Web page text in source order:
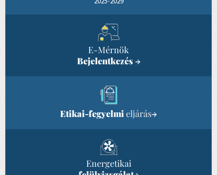
E-Mérnök
Bejelentkezés →
Etikai-fegyelmi eljárás→
Energetikai